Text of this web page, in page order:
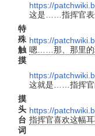
https://
特
殊
触
摸
这是……指挥官表
https://
嗯……那、那里的
https://
摸
头
台
词
这就是……指挥官
https://
指挥官喜欢这幅